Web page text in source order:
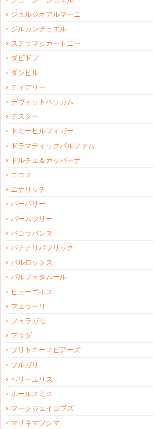
ジョルジオアルマーニ
ジルカンチュエル
ステラマッカートニー
ダビドフ
ダンヒル
ティアリー
デヴィットベッカム
テスター
トミーヒルフィガー
ドラマティックパルファム
ドルチェ＆ガッバーナ
ニコス
ニナリッチ
バーバリー
パームツリー
パコラバンヌ
バナナリパブリック
パルロックス
パルフェタムール
ヒューゴボス
フェラーリ
フェラガモ
プラダ
ブリトニースピアーズ
ブルガリ
ペリーエリス
ポールスミス
マークジェイコブズ
マサキマツシマ